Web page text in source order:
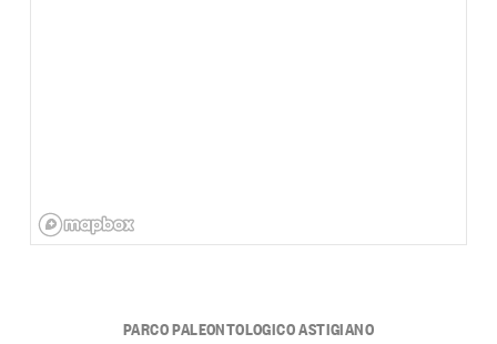
PARCO PALEONTOLOGICO ASTIGIANO